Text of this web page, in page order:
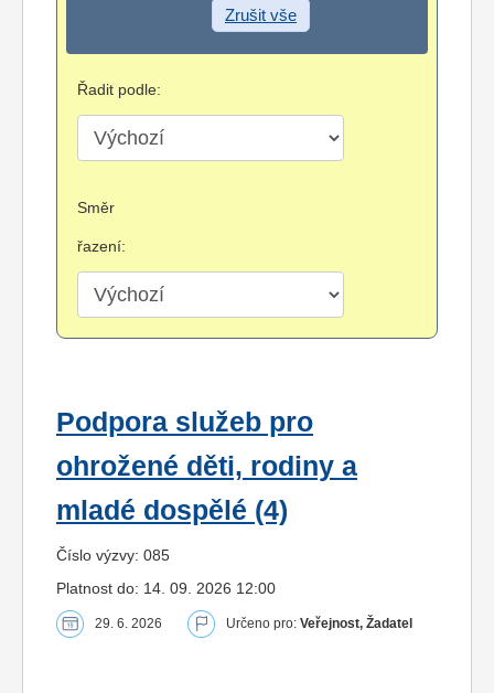
Zrušit vše
Řadit podle:
Směr
řazení:
Podpora služeb pro
ohrožené děti, rodiny a
mladé dospělé (4)
Číslo výzvy: 085
Platnost do: 14. 09. 2026 12:00
29. 6. 2026 Určeno pro: Veřejnost, Žadatel